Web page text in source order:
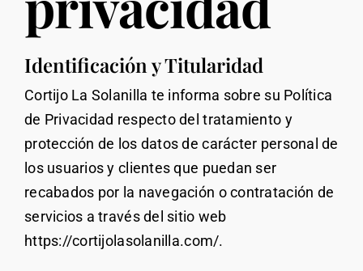
Identificación y Titularidad
Cortijo La Solanilla te informa sobre su Política
de Privacidad respecto del tratamiento y
protección de los datos de carácter personal de
los usuarios y clientes que puedan ser
recabados por la navegación o contratación de
servicios a través del sitio web
https://cortijolasolanilla.com/.